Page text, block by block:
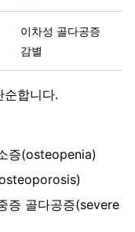
이차성 골다공증
감별
합니다.
증(osteopenia)
증 골다공증(severe